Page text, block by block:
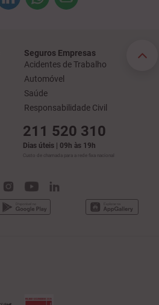
Seguros Empresas
Acidentes de Trabalho
Automóvel
Saúde
Responsabilidade Civil
211 520 310
Dias úteis | 09h às 19h
Custo de chamada para a rede fixa nacional